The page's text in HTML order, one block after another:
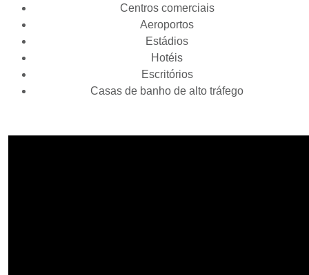
Centros comerciais
Aeroportos
Estádios
Hotéis
Escritórios
Casas de banho de alto tráfego